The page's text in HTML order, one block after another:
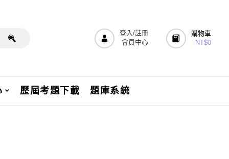
登入/註冊
會員中心
購物車
NT$0
歷屆考題下載 題庫系統